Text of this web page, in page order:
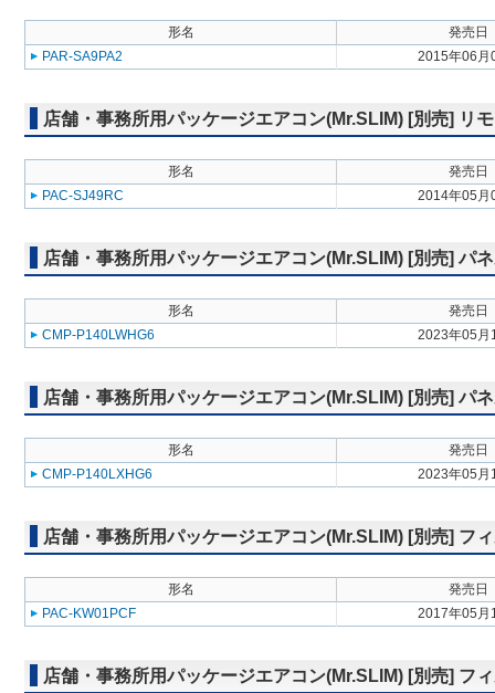
形名
発売日
PAR-SA9PA2
2015年06月
店舗・事務所用パッケージエアコン(Mr.SLIM) [別売] リ
形名
発売日
PAC-SJ49RC
2014年05月
店舗・事務所用パッケージエアコン(Mr.SLIM) [別売] パ
形名
発売日
CMP-P140LWHG6
2023年05月
店舗・事務所用パッケージエアコン(Mr.SLIM) [別売] パ
形名
発売日
CMP-P140LXHG6
2023年05月
店舗・事務所用パッケージエアコン(Mr.SLIM) [別売] フ
形名
発売日
PAC-KW01PCF
2017年05月
店舗・事務所用パッケージエアコン(Mr.SLIM) [別売] フ